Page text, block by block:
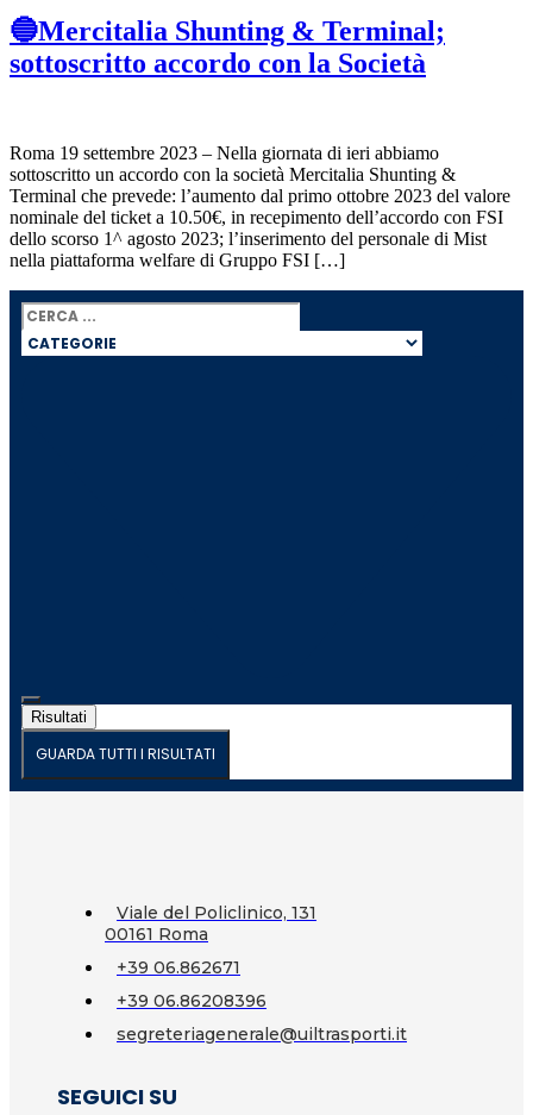
🔵Mercitalia Shunting & Terminal;
sottoscritto accordo con la Società
Roma 19 settembre 2023 – Nella giornata di ieri abbiamo
sottoscritto un accordo con la società Mercitalia Shunting &
Terminal che prevede: l’aumento dal primo ottobre 2023 del valore
nominale del ticket a 10.50€, in recepimento dell’accordo con FSI
dello scorso 1^ agosto 2023; l’inserimento del personale di Mist
nella piattaforma welfare di Gruppo FSI […]
Search
...
Risultati
GUARDA TUTTI I RISULTATI
Viale del Policlinico, 131
00161 Roma
+39 06.862671
+39 06.86208396
segreteriagenerale@uiltrasporti.it
SEGUICI SU